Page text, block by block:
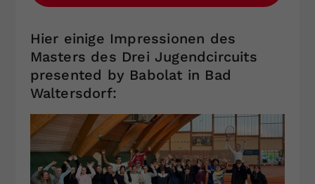
Hier einige Impressionen des
Masters des Drei Jugendcircuits
presented by Babolat in Bad
Waltersdorf: